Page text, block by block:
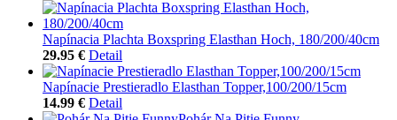
Napínacia Plachta Boxspring Elasthan Hoch, 180/200/40cm
29.95 € Detail
Napínacie Prestieradlo Elasthan Topper,100/200/15cm
14.99 € Detail